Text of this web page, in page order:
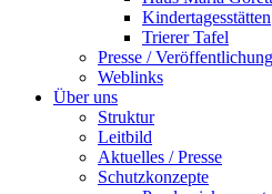
Kindertagesstätten
Trierer Tafel
Presse /
Weblinks
Über uns
Struktur
Leitbild
Aktuelles / Presse
Schutzkonzepte